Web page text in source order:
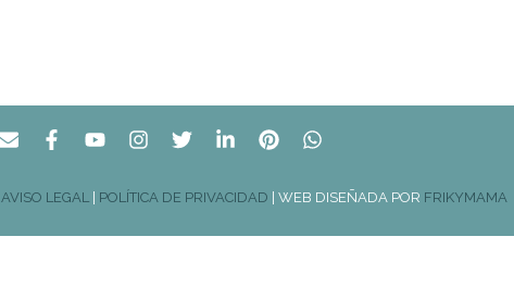
AVISO LEGAL POLÍTICA DE PRIVACIDAD | WEB DISEÑADA POR FRIKYMAMA